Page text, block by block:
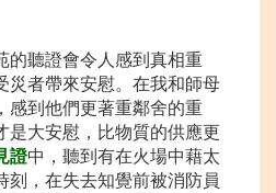
的聽證會令人感到真相重
災者帶來安慰。在我和師母
感到他們更著重鄰舍的重
是大安慰，比物質的供應更
證中，聽到有在火場中藉太
刻，在失去知覺前被消防員